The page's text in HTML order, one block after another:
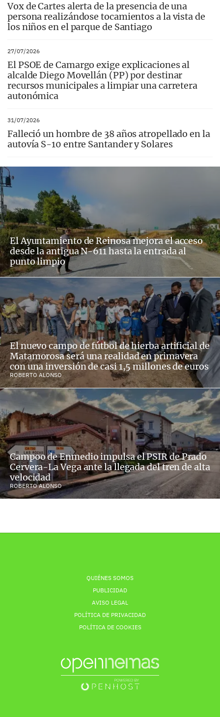
Vox de Cartes alerta de la presencia de una
persona realizándose tocamientos a la vista de
los niños en el parque de Santiago
27/07/2026
El PSOE de Camargo exige explicaciones al
alcalde Diego Movellán (PP) por destinar
recursos municipales a limpiar una carretera
autonómica
31/07/2026
Falleció un hombre de 38 años atropellado en la
autovía S-10 entre Santander y Solares
El Ayuntamiento de Reinosa mejora el acceso
desde la antigua N-611 hasta la entrada al
punto limpio
El nuevo campo de fútbol de hierba artificial de
Matamorosa será una realidad en primavera
con una inversión de casi 1,5 millones de euros
ROBERTO ALONSO
Campoo de Enmedio impulsa el PSIR de Prado
Cervera-La Vega ante la llegada del tren de alta
velocidad
ROBERTO ALONSO
QUIÉNES SOMOS
PUBLICIDAD
AVISO LEGAL
POLÍTICA DE PRIVACIDAD
POLÍTICA DE COOKIES